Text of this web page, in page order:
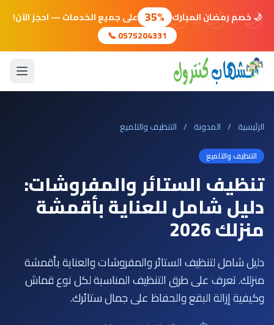
🌙
⭐
🌙
⭐
🌙
⭐
🌙 🌙 خصم رمضان المبارك 35% على جميع الخدمات — احجز الآن!
📞 0575204331
الرئيسية / المدونة / التنظيف والتلميع
التنظيف والتلميع
تنظيف الستائر والمفروشات:
دليل شامل للعناية بأقمشة
منزلك 2026
دليل شامل لتنظيف الستائر والمفروشات والعناية بأقمشة
منزلك. تعرف على طرق التنظيف المناسبة لكل نوع قماش
وكيفية إزالة البقع والحفاظ على جمال ستائرك.